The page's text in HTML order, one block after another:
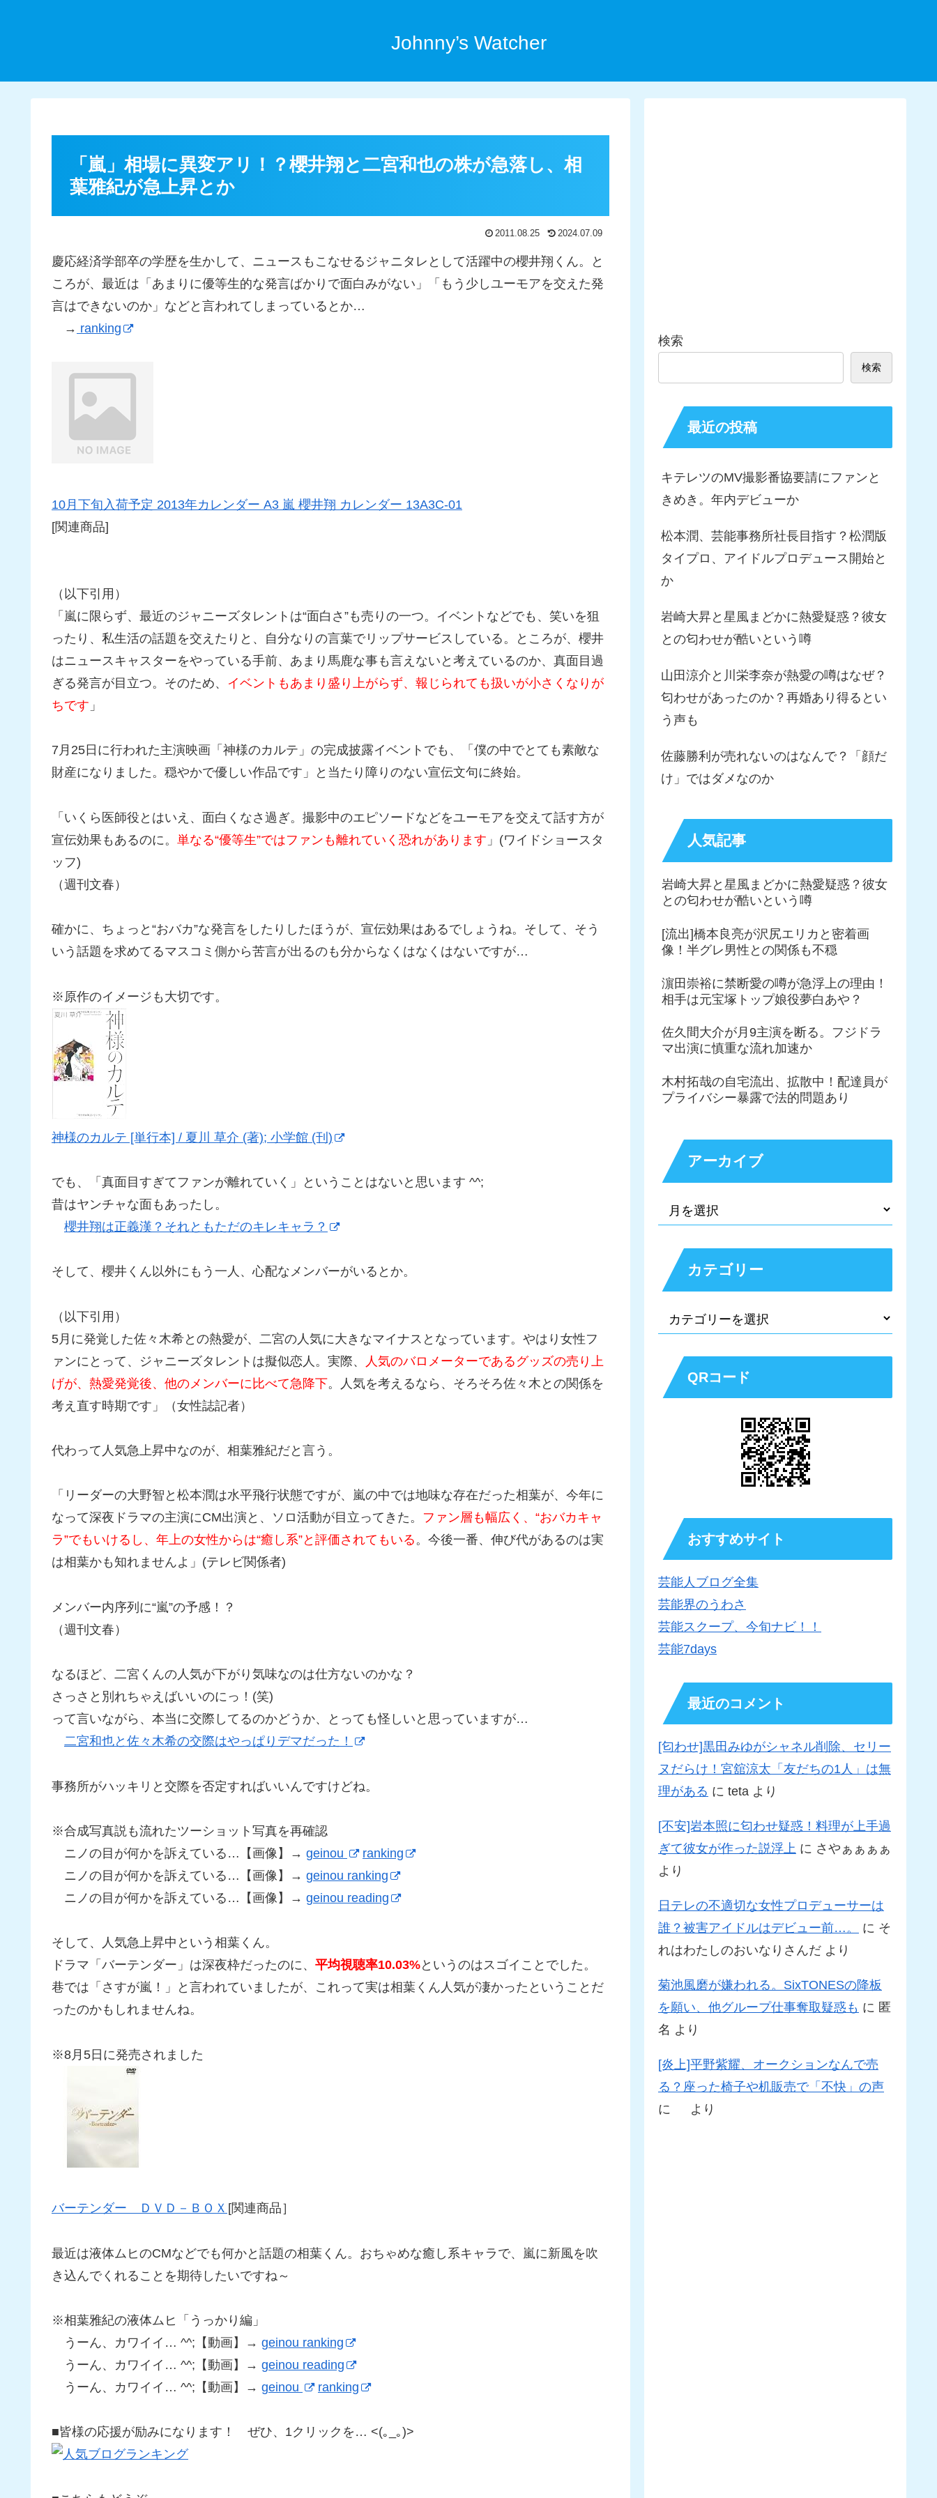
Johnny’s Watcher
「嵐」相場に異変アリ！？櫻井翔と二宮和也の株が急落し、相
葉雅紀が急上昇とか
2011.08.25 2024.07.09
慶応経済学部卒の学歴を生かして、ニュースもこなせるジャニタレとして活躍中の櫻井翔くん。と
ころが、最近は「あまりに優等生的な発言ばかりで面白みがない」「もう少しユーモアを交えた発
言はできないのか」などと言われてしまっているとか…
→ ranking
10月下旬入荷予定 2013年カレンダー A3 嵐 櫻井翔 カレンダー 13A3C-01
[関連商品]
（以下引用）
「嵐に限らず、最近のジャニーズタレントは“面白さ”も売りの一つ。イベントなどでも、笑いを狙
ったり、私生活の話題を交えたりと、自分なりの言葉でリップサービスしている。ところが、櫻井
はニュースキャスターをやっている手前、あまり馬鹿な事も言えないと考えているのか、真面目過
ぎる発言が目立つ。そのため、 イベントもあまり盛り上がらず、報じられても扱いが小さくなりが
ちです 」
7月25日に行われた主演映画「神様のカルテ」の完成披露イベントでも、「僕の中でとても素敵な
財産になりました。穏やかで優しい作品です」と当たり障りのない宣伝文句に終始。
「いくら医師役とはいえ、面白くなさ過ぎ。撮影中のエピソードなどをユーモアを交えて話す方が
宣伝効果もあるのに。 単なる“優等生”ではファンも離れていく恐れがあります 」(ワイドショースタ
ッフ)
（週刊文春）
確かに、ちょっと“おバカ”な発言をしたりしたほうが、宣伝効果はあるでしょうね。そして、そう
いう話題を求めてるマスコミ側から苦言が出るのも分からなくはなくはないですが…
※原作のイメージも大切です。
神様のカルテ [単行本] / 夏川 草介 (著); 小学館 (刊)
でも、「真面目すぎてファンが離れていく」ということはないと思います ^^;
昔はヤンチャな面もあったし。
櫻井翔は正義漢？それともただのキレキャラ？
そして、櫻井くん以外にもう一人、心配なメンバーがいるとか。
（以下引用）
5月に発覚した佐々木希との熱愛が、二宮の人気に大きなマイナスとなっています。やはり女性フ
ァンにとって、ジャニーズタレントは擬似恋人。実際、
人気のバロメーターであるグッズの売り上
げが、熱愛発覚後、他のメンバーに比べて急降下。人気を考えるなら、そろそろ佐々木との関係を
考え直す時期です」（女性誌記者）
代わって人気急上昇中なのが、相葉雅紀だと言う。
「リーダーの大野智と松本潤は水平飛行状態ですが、嵐の中では地味な存在だった相葉が、今年に
なって深夜ドラマの主演にCM出演と、ソロ活動が目立ってきた。 ファン層も幅広く、“おバカキャ
ラ”でもいけるし、年上の女性からは“癒し系”と評価されてもいる。今後一番、伸び代があるのは実
は相葉かも知れませんよ」(テレビ関係者)
メンバー内序列に“嵐”の予感！？
（週刊文春）
なるほど、二宮くんの人気が下がり気味なのは仕方ないのかな？
さっさと別れちゃえばいいのにっ！(笑)
って言いながら、本当に交際してるのかどうか、とっても怪しいと思っていますが…
二宮和也と佐々木希の交際はやっぱりデマだった！
事務所がハッキリと交際を否定すればいいんですけどね。
※合成写真説も流れたツーショット写真を再確認
ニノの目が何かを訴えている…【画像】→ geinou
ranking
ニノの目が何かを訴えている…【画像】→ geinou ranking
ニノの目が何かを訴えている…【画像】→ geinou reading
そして、人気急上昇中という相葉くん。
ドラマ「バーテンダー」は深夜枠だったのに、 平均視聴率10.03%というのはスゴイことでした。
巷では「さすが嵐！」と言われていましたが、これって実は相葉くん人気が凄かったということだ
ったのかもしれませんね。
※8月5日に発売されました
バーテンダー ＤＶＤ－ＢＯＸ [関連商品］
最近は液体ムヒのCMなどでも何かと話題の相葉くん。おちゃめな癒し系キャラで、嵐に新風を吹
き込んでくれることを期待したいですね～
※相葉雅紀の液体ムヒ「うっかり編」
うーん、カワイイ… ^^;【動画】→ geinou ranking
うーん、カワイイ… ^^;【動画】→ geinou reading
うーん、カワイイ… ^^;【動画】→ geinou ranking
■皆様の応援が励みになります！ ぜひ、1クリックを… <(｡_｡)>
検索
検索
最近の投稿
キテレツのMV撮影番協要請にファンと
きめき。年内デビューか
松本潤、芸能事務所社長目指す？松潤版
タイプロ、アイドルプロデュース開始と
か
岩崎大昇と星風まどかに熱愛疑惑？彼女
との匂わせが酷いという噂
山田涼介と川栄李奈が熱愛の噂はなぜ？
匂わせがあったのか？再婚あり得るとい
う声も
佐藤勝利が売れないのはなんで？「顔だ
け」ではダメなのか
人気記事
岩崎大昇と星風まどかに熱愛疑惑？彼女
との匂わせが酷いという噂
[流出]橋本良亮が沢尻エリカと密着画
像！半グレ男性との関係も不穏
濵田崇裕に禁断愛の噂が急浮上の理由！
相手は元宝塚トップ娘役夢白あや？
佐久間大介が月9主演を断る。フジドラ
マ出演に慎重な流れ加速か
木村拓哉の自宅流出、拡散中！配達員が
プライバシー暴露で法的問題あり
アーカイブ
カテゴリー
QRコード
おすすめサイト
芸能人ブログ全集
芸能界のうわさ
芸能スクープ、今旬ナビ！！
芸能7days
最近のコメント
[匂わせ]黒田みゆがシャネル削除、セリー
ヌだらけ！宮舘涼太「友だちの1人」は無
理がある に teta より
[不安]岩本照に匂わせ疑惑！料理が上手過
ぎて彼女が作った説浮上 に さやぁぁぁぁ
より
日テレの不適切な女性プロデューサーは
誰？被害アイドルはデビュー前…。
に そ
れはわたしのおいなりさんだ より
菊池風磨が嫌われる。SixTONESの降板
を願い、他グループ仕事奪取疑惑も に 匿
名 より
[炎上]平野紫耀、オークションなんで売
る？座った椅子や机販売で「不快」の声
に
より